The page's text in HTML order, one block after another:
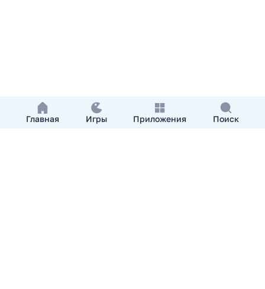
Главная Игры Приложения Поиск